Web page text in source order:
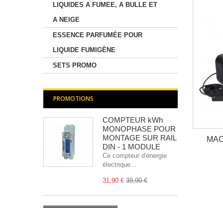
LIQUIDES A FUMEE, A BULLE ET
A NEIGE
ESSENCE PARFUMÉE POUR
LIQUIDE FUMIGÈNE
SETS PROMO
PROMOTIONS
COMPTEUR kWh
MONOPHASE POUR
MONTAGE SUR RAIL
DIN - 1 MODULE
Ce compteur d'énergie
électrique...
31,90 € 39,90 €